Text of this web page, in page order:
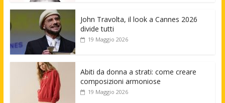
John Travolta, il look a Cannes 2026
divide tutti
19 Maggio 2026
Abiti da donna a strati: come creare
composizioni armoniose
19 Maggio 2026